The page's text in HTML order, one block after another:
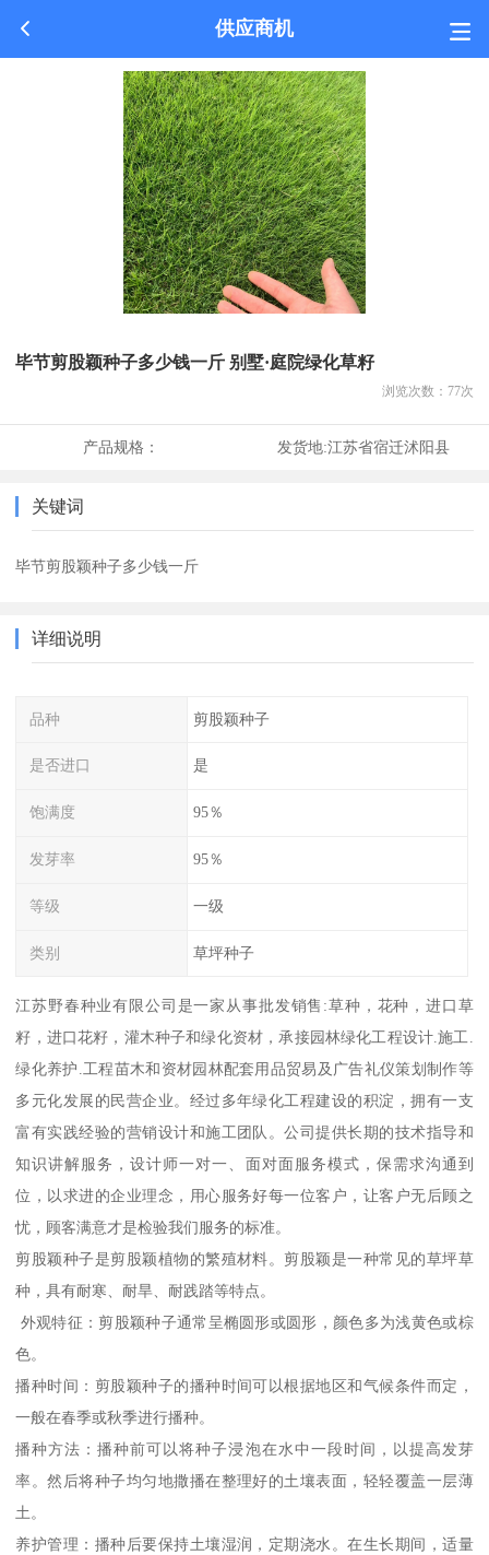
供应商机
毕节剪股颖种子多少钱一斤 别墅·庭院绿化草籽
浏览次数： 77次
产品规格： 发货地:江苏省宿迁沭阳县
关键词
毕节剪股颖种子多少钱一斤
详细说明
品种 剪股颖种子
是否进口 是
饱满度 95％
发芽率 95％
等级 一级
类别 草坪种子
江苏野春种业有限公司是一家从事批发销售:草种，花种，进口草
籽，进口花籽，灌木种子和绿化资材，承接园林绿化工程设计.施工.
绿化养护.工程苗木和资材园林配套用品贸易及广告礼仪策划制作等
多元化发展的民营企业。经过多年绿化工程建设的积淀，拥有一支
富有实践经验的营销设计和施工团队。公司提供长期的技术指导和
知识讲解服务，设计师一对一、面对面服务模式，保需求沟通到
位，以求进的企业理念，用心服务好每一位客户，让客户无后顾之
忧，顾客满意才是检验我们服务的标准。
剪股颖种子是剪股颖植物的繁殖材料。剪股颖是一种常见的草坪草
种，具有耐寒、耐旱、耐践踏等特点。
外观特征：剪股颖种子通常呈椭圆形或圆形，颜色多为浅黄色或棕
色。
播种时间：剪股颖种子的播种时间可以根据地区和气候条件而定，
一般在春季或秋季进行播种。
播种方法：播种前可以将种子浸泡在水中一段时间，以提高发芽
率。然后将种子均匀地撒播在整理好的土壤表面，轻轻覆盖一层薄
土。
养护管理：播种后要保持土壤湿润，定期浇水。在生长期间，适量